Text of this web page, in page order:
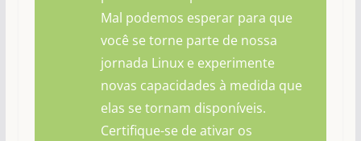
Mal podemos esperar para que
você se torne parte de nossa
jornada Linux e experimente
novas capacidades à medida que
elas se tornam disponíveis.
Certifique-se de ativar os